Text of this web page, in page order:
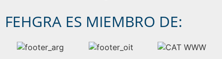
FEHGRA ES MIEMBRO DE: